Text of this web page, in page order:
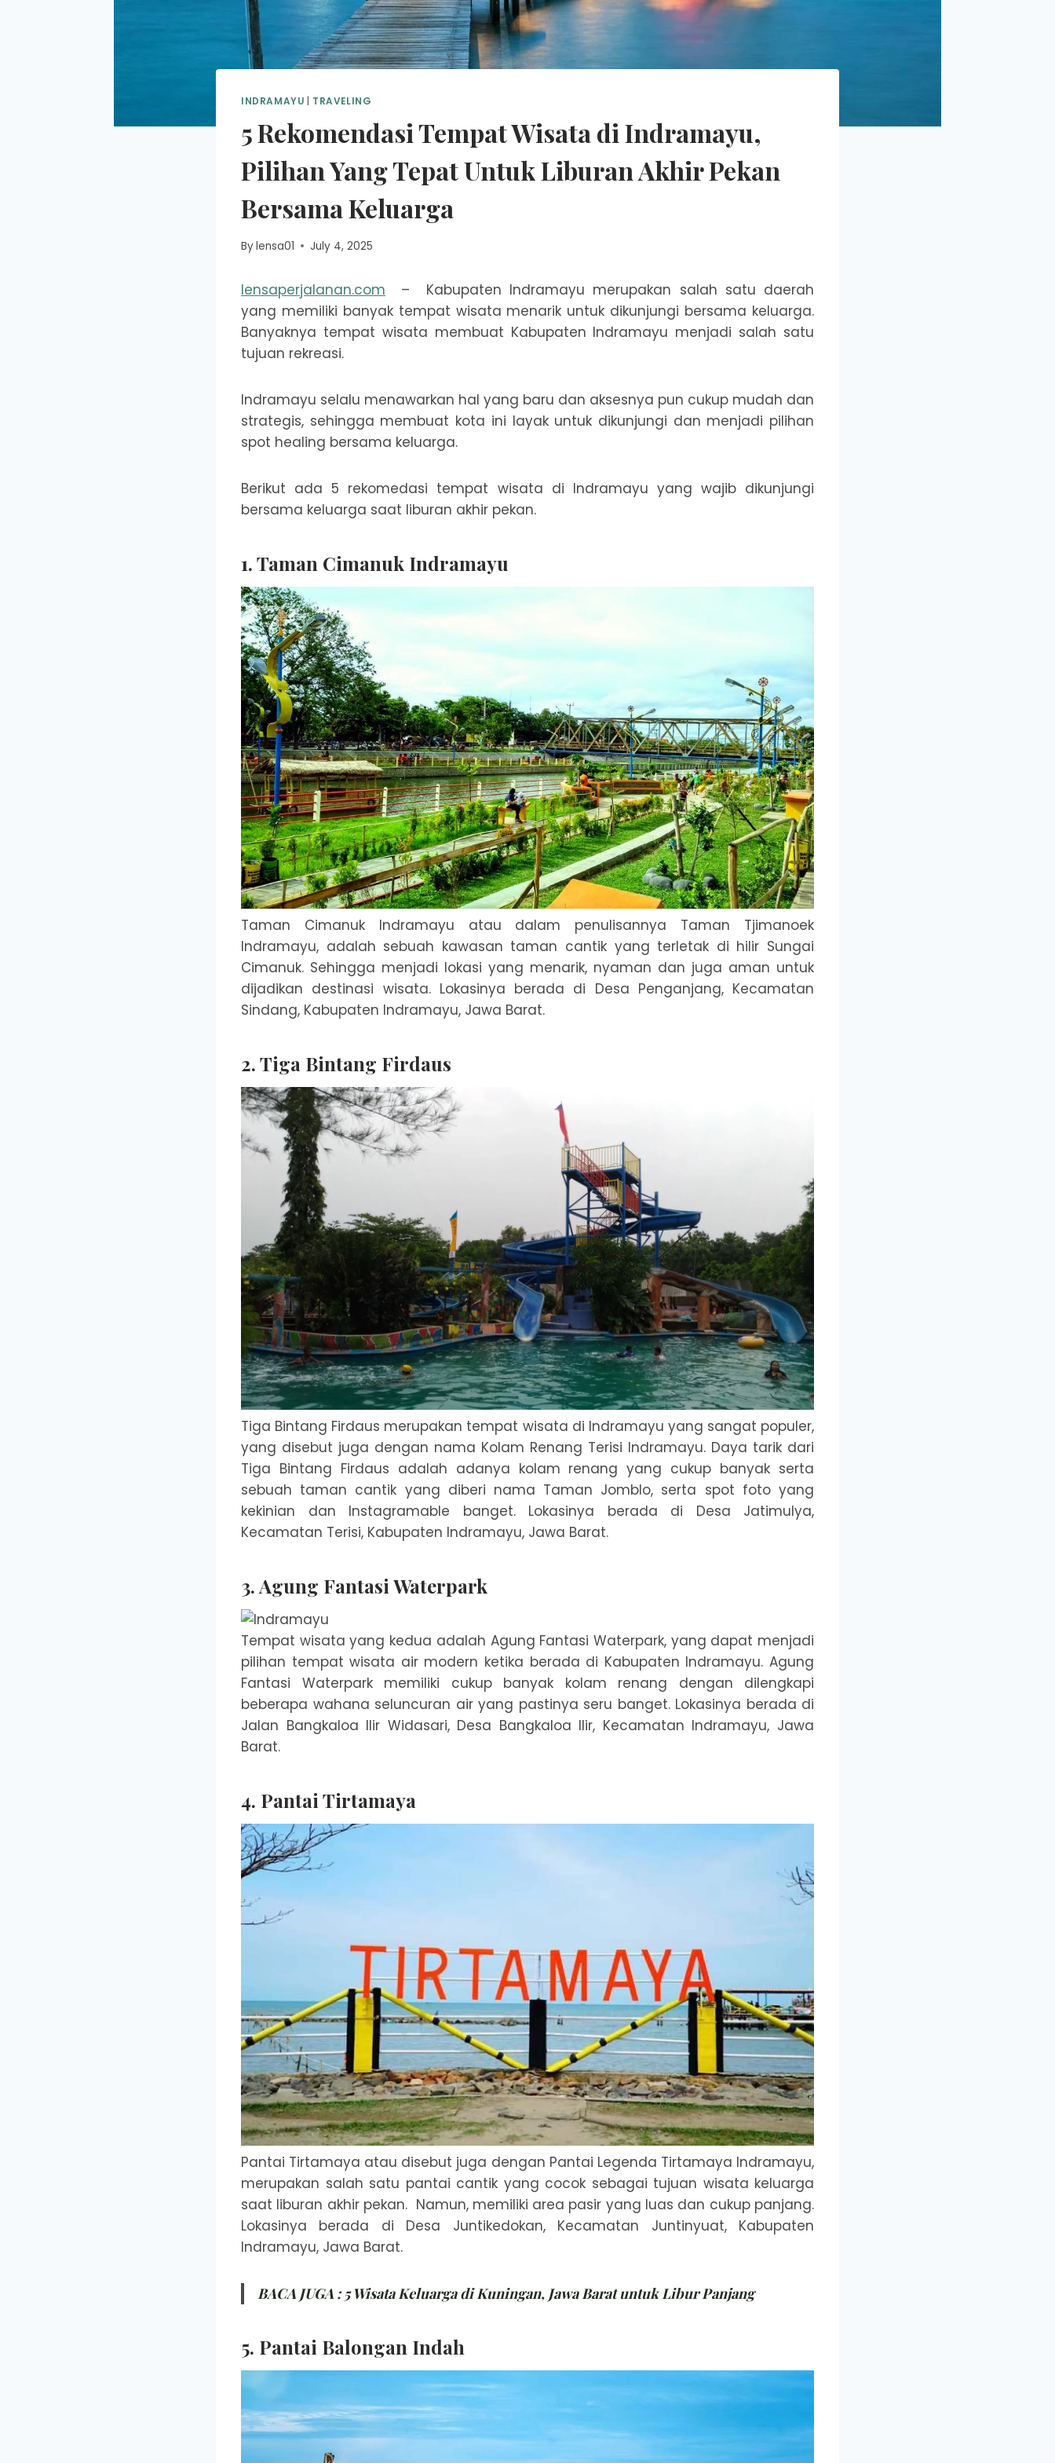
INDRAMAYU TRAVELING
5 Rekomendasi Tempat Wisata di Indramayu,
Pilihan Yang Tepat Untuk Liburan Akhir Pekan
Bersama Keluarga
Bylensa01 July 4, 2025
lensaperjalanan.com – Kabupaten Indramayu merupakan salah satu daerah
yang memiliki banyak tempat wisata menarik untuk dikunjungi bersama keluarga.
Banyaknya tempat wisata membuat Kabupaten Indramayu menjadi salah satu
tujuan rekreasi.
Indramayu selalu menawarkan hal yang baru dan aksesnya pun cukup mudah dan
strategis, sehingga membuat kota ini layak untuk dikunjungi dan menjadi pilihan
spot healing bersama keluarga.
Berikut ada 5 rekomedasi tempat wisata di Indramayu yang wajib dikunjungi
bersama keluarga saat liburan akhir pekan.
1. Taman Cimanuk Indramayu
Taman Cimanuk Indramayu atau dalam penulisannya Taman Tjimanoek
Indramayu, adalah sebuah kawasan taman cantik yang terletak di hilir Sungai
Cimanuk. Sehingga menjadi lokasi yang menarik, nyaman dan juga aman untuk
dijadikan destinasi wisata. Lokasinya berada di Desa Penganjang, Kecamatan
Sindang, Kabupaten Indramayu, Jawa Barat.
2. Tiga Bintang Firdaus
Tiga Bintang Firdaus merupakan tempat wisata di Indramayu yang sangat populer,
yang disebut juga dengan nama Kolam Renang Terisi Indramayu. Daya tarik dari
Tiga Bintang Firdaus adalah adanya kolam renang yang cukup banyak serta
sebuah taman cantik yang diberi nama Taman Jomblo, serta spot foto yang
kekinian dan Instagramable banget. Lokasinya berada di Desa Jatimulya,
Kecamatan Terisi, Kabupaten Indramayu, Jawa Barat.
3. Agung Fantasi Waterpark
Tempat wisata yang kedua adalah Agung Fantasi Waterpark, yang dapat menjadi
pilihan tempat wisata air modern ketika berada di Kabupaten Indramayu. Agung
Fantasi Waterpark memiliki cukup banyak kolam renang dengan dilengkapi
beberapa wahana seluncuran air yang pastinya seru banget. Lokasinya berada di
Jalan Bangkaloa Ilir Widasari, Desa Bangkaloa Ilir, Kecamatan Indramayu, Jawa
Barat.
4. Pantai Tirtamaya
Pantai Tirtamaya atau disebut juga dengan Pantai Legenda Tirtamaya Indramayu,
merupakan salah satu pantai cantik yang cocok sebagai tujuan wisata keluarga
saat liburan akhir pekan. Namun, memiliki area pasir yang luas dan cukup panjang.
Lokasinya berada di Desa Juntikedokan, Kecamatan Juntinyuat, Kabupaten
Indramayu, Jawa Barat.
BACA JUGA :5 Wisata Keluarga di Kuningan, Jawa Barat untuk Libur Panjang
5. Pantai Balongan Indah